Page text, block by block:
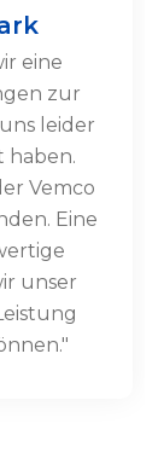
eine
zur
leider
haben.
Vemco
Eine
unser